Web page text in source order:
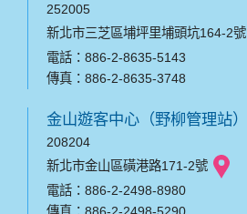
252005
新北市三芝區埔坪里埔頭坑164-2號
電話：886-2-8635-5143
傳真：886-2-8635-3748
金山遊客中心（野柳管理站）
208204
新北市金山區磺港路171-2號
電話：886-2-2498-8980
傳真：886-2-2498-5290